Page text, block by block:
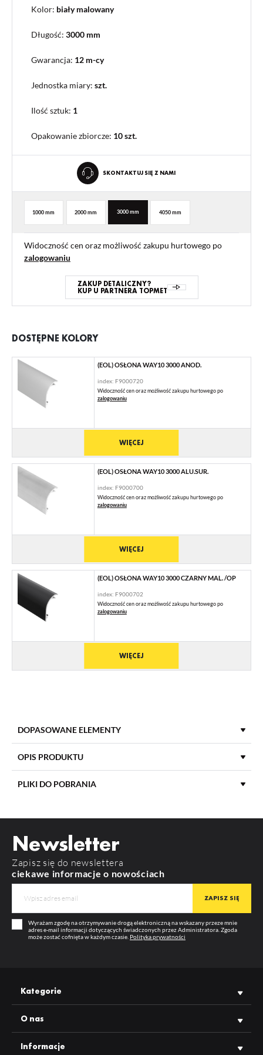
Kolor: biały malowany
Długość: 3000 mm
Gwarancja: 12 m-cy
Jednostka miary: szt.
Ilość sztuk: 1
Opakowanie zbiorcze: 10 szt.
SKONTAKTUJ SIĘ Z NAMI
1000 mm 2000 mm 3000 mm 4050 mm
Widoczność cen oraz możliwość zakupu hurtowego po
zalogowaniu
ZAKUP DETALICZNY?
KUP U PARTNERA TOPMET
DOSTĘPNE KOLORY
(EOL) OSŁONA WAY10 3000 ANOD.
index: F9000720
Widoczność cen oraz możliwość zakupu hurtowego po
zalogowaniu
WIĘCEJ
(EOL) OSŁONA WAY10 3000 ALU.SUR.
index: F9000700
Widoczność cen oraz możliwość zakupu hurtowego po
zalogowaniu
WIĘCEJ
(EOL) OSŁONA WAY10 3000 CZARNY MAL. /OP
index: F9000702
Widoczność cen oraz możliwość zakupu hurtowego po
zalogowaniu
WIĘCEJ
DOPASOWANE ELEMENTY
ZAŚLEPKI DO PROFILI LED
zalogowaniu
WIĘCEJ
OPIS PRODUKTU
DŁUGOŚĆ
GWARANCJA
PRODUCENT TOPMET
PLIKI DO POBRANIA
Newsletter
Zapisz się do newslettera
ciekawe informacje o nowościach
Wyrażam zgodę na otrzymywanie drogą elektroniczną na wskazany przeze mnie
adres e-mail informacji dotyczących świadczonych przez Administratora. Zgoda
może zostać cofnięta w każdym czasie. Polityka prywatności
Kategorie
O nas
Informacje